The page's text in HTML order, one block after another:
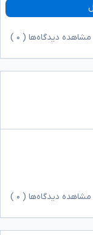
مشاهده دیدگاه‌ها ( ۰
مشاهده دیدگاه‌ها ( ۰